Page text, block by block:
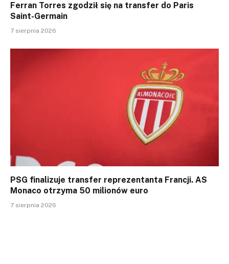
Ferran Torres zgodził się na transfer do Paris
Saint-Germain
7 sierpnia 2026
PSG finalizuje transfer reprezentanta Francji. AS
Monaco otrzyma 50 milionów euro
7 sierpnia 2026